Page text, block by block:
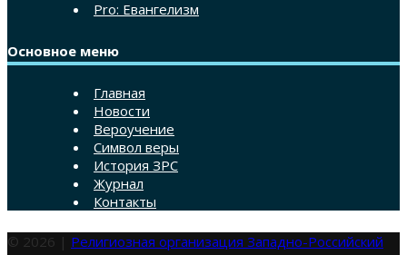
Pro: Евангелизм
Основное меню
Главная
Новости
Вероучение
Символ веры
История ЗРС
Журнал
Контакты
© 2026 | Религиозная организация Западно-Российский